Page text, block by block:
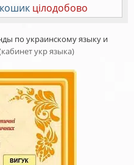
цілодобово
по украинскому языку и
укр языка)